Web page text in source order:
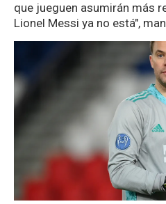
que jueguen asumirán más
Lionel Messi ya no está",